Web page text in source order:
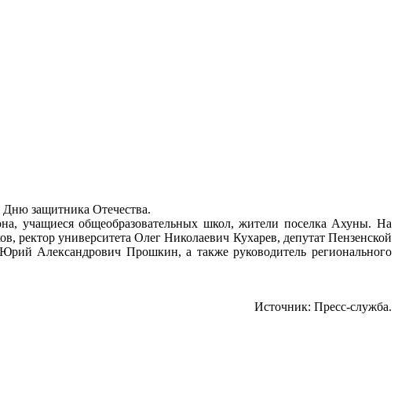
Дню защитника Отечества.
учащиеся общеобразовательных школ, жители поселка Ахуны. На
университета Олег Николаевич Кухарев, депутат Пензенской
Александрович Прошкин, а также руководитель регионального
Источник: Пресс-служба.